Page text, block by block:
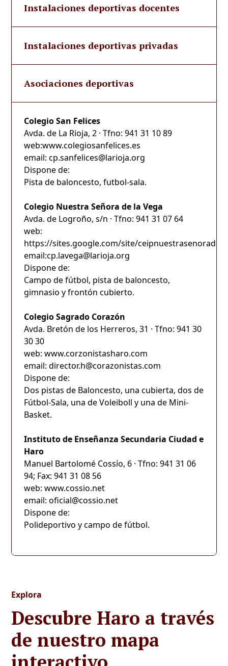
Instalaciones deportivas docentes
Instalaciones deportivas privadas
Asociaciones deportivas
Colegio San Felices
Avda. de La Rioja, 2 · Tfno: 941 31 10 89
web:www.colegiosanfelices.es
email: cp.sanfelices@larioja.org
Dispone de:
Pista de baloncesto, futbol-sala.
Colegio Nuestra Señora de la Vega
Avda. de Logroño, s/n · Tfno: 941 31 07 64
web:
https://sites.google.com/site/
email:cp.lavega@larioja.org
Dispone de:
Campo de fútbol, pista de baloncesto,
gimnasio y frontón cubierto.
Colegio Sagrado Corazón
Avda. Bretón de los Herreros, 31 · Tfno: 941 30
30 30
web: www.corzonistasharo.com
email: director.h@corazonistas.com
Dispone de:
Dos pistas de Baloncesto, una cubierta, dos de
Fútbol-Sala, una de Voleiboll y una de Mini-
Basket.
Instituto de Enseñanza Secundaria Ciudad e
Haro
Manuel Bartolomé Cossío, 6 · Tfno: 941 31 06
94; Fax: 941 31 08 56
web: www.cossio.net
email: oficial@cossio.net
Dispone de:
Polideportivo y campo de fútbol.
Explora
Descubre Haro a través
de nuestro mapa